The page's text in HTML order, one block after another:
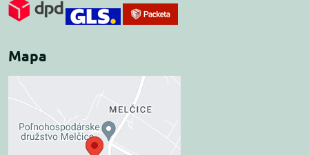
Mapa
Externý obsah je
blokovaný Voľbami
súkromia